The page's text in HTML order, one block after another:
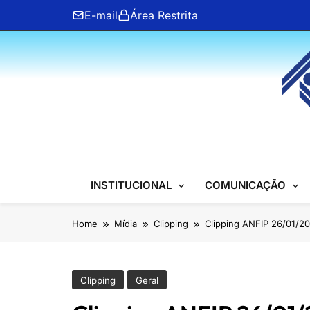
content
E-mail Área Restrita
ANFIP Nacional
INSTITUCIONAL COMUNICAÇÃO
Home Mídia Clipping Clipping ANFIP 26/01/
Clipping Geral